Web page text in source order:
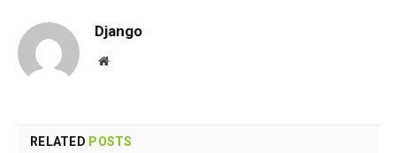
Django
Website
RELATED POSTS